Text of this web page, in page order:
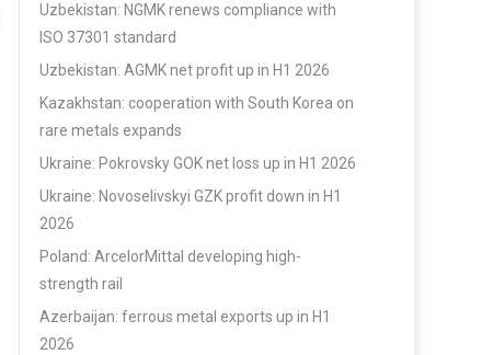
Uzbekistan: NGMK renews compliance with
ISO 37301 standard
Uzbekistan: AGMK net profit up in H1 2026
Kazakhstan: cooperation with South Korea on
rare metals expands
Ukraine: Pokrovsky GOK net loss up in H1 2026
Ukraine: Novoselivskyi GZK profit down in H1
2026
Poland: ArcelorMittal developing high-
strength rail
Azerbaijan: ferrous metal exports up in H1
2026